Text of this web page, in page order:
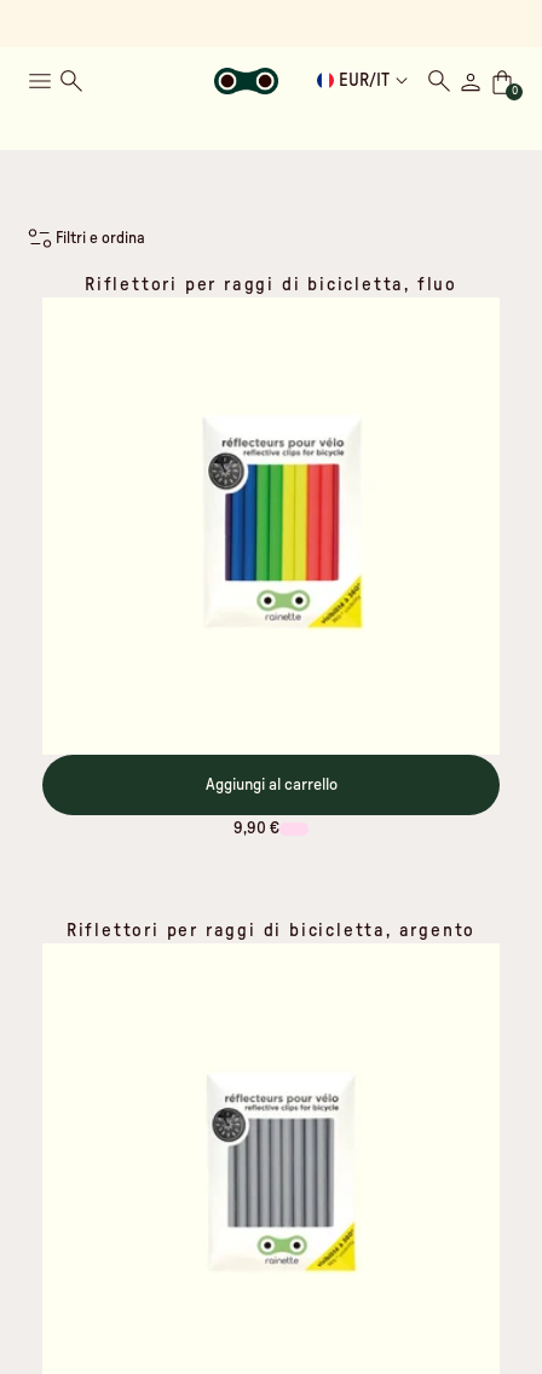
EUR/ IT
0
Filtri e ordina
Riflettori per raggi di bicicletta, fluo
Aggiungi al carrello
9,90 €
Riflettori per raggi di bicicletta, argento